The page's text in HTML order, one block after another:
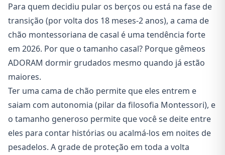
Para quem decidiu pular os berços ou está na fase de
transição (por volta dos 18 meses-2 anos), a cama de
chão montessoriana de casal é uma tendência forte
em 2026. Por que o tamanho casal? Porque gêmeos
ADORAM dormir grudados mesmo quando já estão
maiores.
Ter uma cama de chão permite que eles entrem e
saiam com autonomia (pilar da filosofia Montessori), e
o tamanho generoso permite que você se deite entre
eles para contar histórias ou acalmá-los em noites de
pesadelos. A grade de proteção em toda a volta